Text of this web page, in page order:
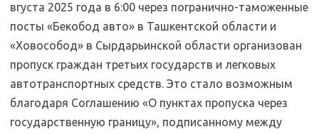
вгуста 2025 года в 6:00 через погранично-таможенные
посты «Бекобод авто» в Ташкентской области и
«Ховособод» в Сырдарьинской области организован
пропуск граждан третьих государств и легковых
автотранспортных средств. Это стало возможным
благодаря Соглашению «О пунктах пропуска через
государственную границу», подписанному между